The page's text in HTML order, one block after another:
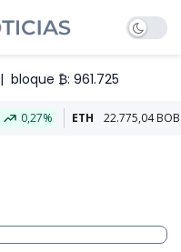
| bloque ₿: 961.725
22.775,04 BOB 0,16%